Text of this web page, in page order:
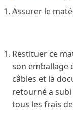
Assurer le
Restituer ce
son emballage
câbles et la
retourné a
tous les frais